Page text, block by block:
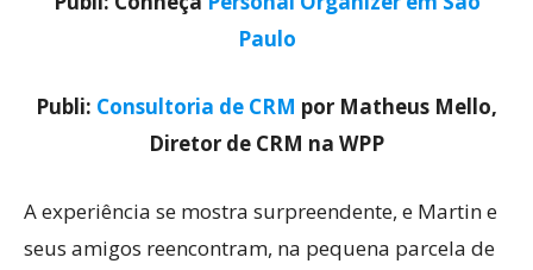
Paulo
Publi: Consultoria de CRM por Matheus Mello,
Diretor de CRM na WPP
A experiência se mostra surpreendente, e Martin e
seus amigos reencontram, na pequena parcela de